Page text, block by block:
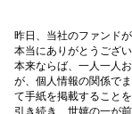
昨日、当社のファンド
本当にありがとうござい
本来ならば、一人一人
が、個人情報の関係で
て手紙を掲載すること
引き続き、世嬉の一が